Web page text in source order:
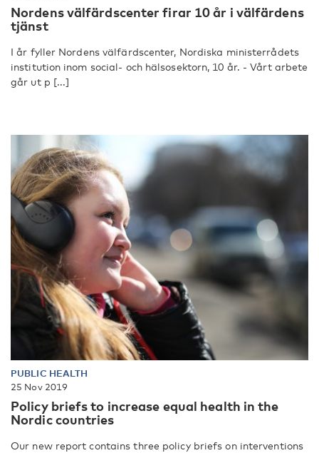
Nordens välfärdscenter firar 10 år i välfärdens
tjänst
I år fyller Nordens välfärdscenter, Nordiska ministerrådets
institution inom social- och hälsosektorn, 10 år. - Vårt arbete
går ut p [...]
PUBLIC HEALTH
25 Nov 2019
Policy briefs to increase equal health in the
Nordic countries
Our new report contains three policy briefs on interventions